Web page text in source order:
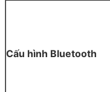
Cấu hình Bluetooth